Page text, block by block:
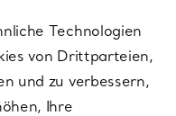
Technologien
von Drittparteien,
und zu verbessern,
Ihre